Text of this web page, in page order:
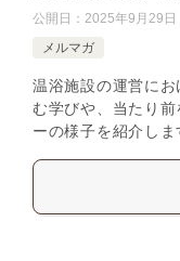
公開日： 2025年9月29日
メルマガ
温浴施設の運営に
む学びや、当たり
ーの様子を紹介しま